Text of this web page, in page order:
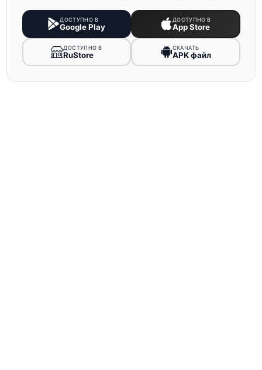
ДОСТУПНО В
Google Play
ДОСТУПНО В
App Store
ДОСТУПНО В
RuStore
СКАЧАТЬ
APK файл